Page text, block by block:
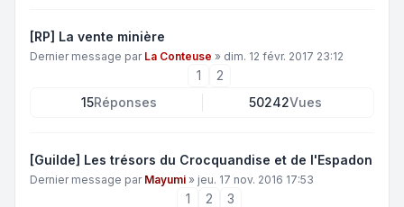
[RP] La vente minière
Dernier message par La Conteuse » dim. 12 févr. 2017 23:12
1
2
15Réponses 50242Vues
[Guilde] Les trésors du Crocquandise et de l'Espadon
Dernier message par Mayumi » jeu. 17 nov. 2016 17:53
1 2
3